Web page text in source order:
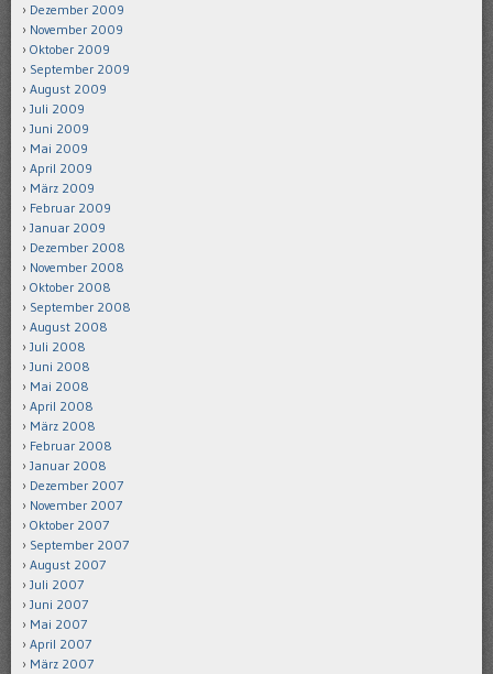
Dezember 2009
November 2009
Oktober 2009
September 2009
August 2009
Juli 2009
Juni 2009
Mai 2009
April 2009
März 2009
Februar 2009
Januar 2009
Dezember 2008
November 2008
Oktober 2008
September 2008
August 2008
Juli 2008
Juni 2008
Mai 2008
April 2008
März 2008
Februar 2008
Januar 2008
Dezember 2007
November 2007
Oktober 2007
September 2007
August 2007
Juli 2007
Juni 2007
Mai 2007
April 2007
März 2007